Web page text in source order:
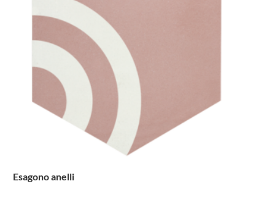
Esagono anelli